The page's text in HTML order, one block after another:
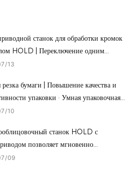
станок для обработки кромок
HOLD | Переключение одним
кнопки между полной обработкой
13
резка бумаги | Повышение качества и
упаковки · Умная упаковочная
HOLD
10
станок HOLD с
позволяет мгновенно
одним нажатием кнопки для
09